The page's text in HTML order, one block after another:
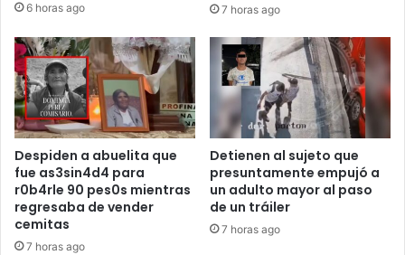
6 horas ago 7 horas ago
Despiden a abuelita que
fue as3sin4d4 para
r0b4rle 90 pes0s mientras
regresaba de vender
cemitas
7 horas ago
Detienen al sujeto que
presuntamente empujó a
un adulto mayor al paso
de un tráiler
7 horas ago